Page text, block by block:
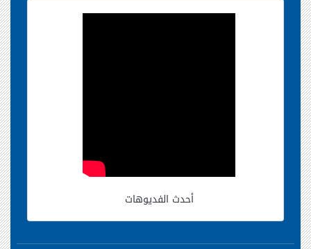
أحدث الفديوهات